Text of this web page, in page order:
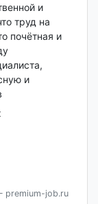
и
труд на
почётная и
и
premium-job.ru